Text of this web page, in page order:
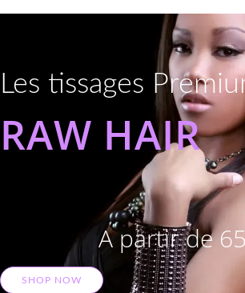
Les tissages
RAW HAIR
A partir de
SHOP NOW